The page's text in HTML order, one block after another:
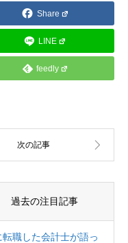
Share
LINE
feedly
過去の注目記事
職した会計士が語っ